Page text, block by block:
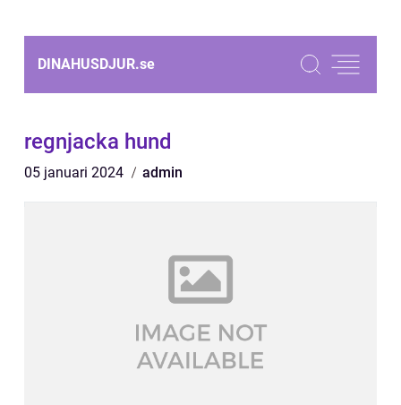
DINAHUSDJUR.se
regnjacka hund
05 januari 2024 admin